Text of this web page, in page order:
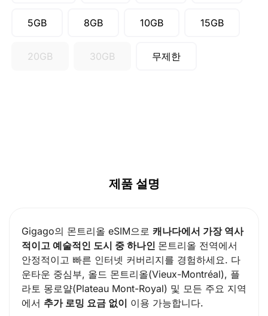
5GB 8GB 10GB 15GB
20GB 30GB 무제한
제품 설명
Gigago의 몬트리올 eSIM으로 캐나다에서 가장 역사
적이고 예술적인 도시 중 하나인 몬트리올 전역에서
안정적이고 빠른 인터넷 커버리지를 경험하세요. 다
운타운 중심부, 올드 몬트리올(Vieux-Montréal), 플
라토 몽로얄(Plateau Mont-Royal) 및 모든 주요 지역
에서 추가 로밍 요금 없이 이용 가능합니다.